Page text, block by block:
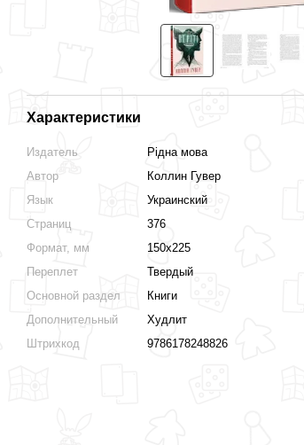
Характеристики
Издатель
Рідна мова
Автор
Коллин Гувер
Язык
Украинский
Страниц
376
Формат, мм
150х225
Переплет
Твердый
Основной раздел
Книги
Дополнительный
Худлит
Штрихкод
9786178248826
Верити. Эксклюзивное
издание. Коллин Гувер
1 395 грн